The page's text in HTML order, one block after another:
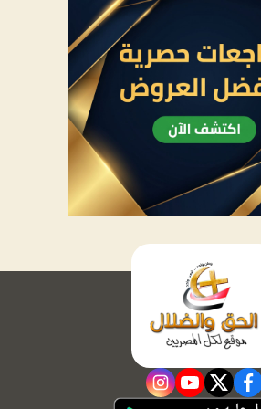
facebook
twitter
youtube
instagram